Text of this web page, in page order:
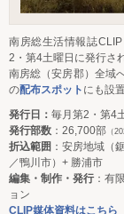
南房総生活情報誌
2・第4土曜日に発行さ
南房総（安房郡）全域
の配布スポット にも設
発行日： 毎月第2・第4
発行部数 ：26,700部 （
折込範囲 ：安房地域（
／鴨川市）+ 勝浦市
編集・制作・発行：有
ョン
CLIP媒体資料はこちら